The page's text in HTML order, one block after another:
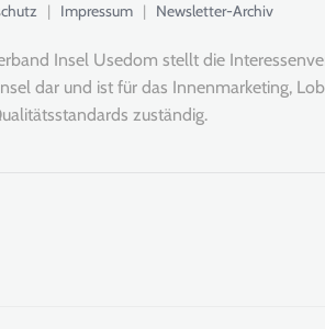
| Impressum | Newsletter-Archiv
Insel Usedom stellt die
dar und ist für das Innenmarketing,
zuständig.